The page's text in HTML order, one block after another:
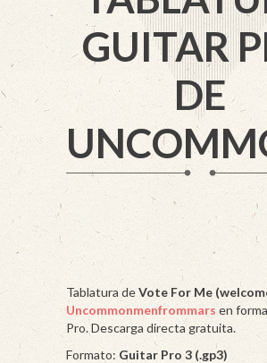
GUITAR
DE
Tablatura deVote For Me
Uncommonmenfrommars en
Pro. Descarga directa gratuita.
Formato: Guitar Pro 3 (.gp3)